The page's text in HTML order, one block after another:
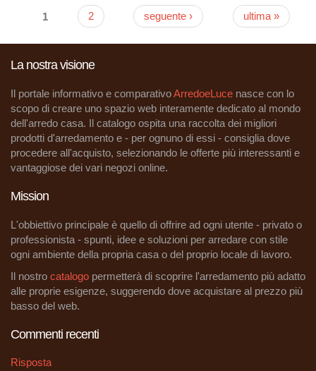
Pagine
1 2 seguente › ultima »
La nostra visione
Il portale informativo e comparativoArredoeLuce nasce con lo
scopo di creare uno spazio web interamente dedicato al mondo
dell'arredo casa. Il catalogo ospita una raccolta dei migliori
prodotti d'arredamento e - per ognuno di essi - consiglia dove
procedere all'acquisto, selezionando le offerte più interessanti e
vantaggiose dei vari negozi online.
Mission
L'obbiettivo principale è quello di offrire ad ogni utente - privato o
professionista - spunti, idee e soluzioni per arredare con stile
ogni ambiente della propria casa o del proprio locale di lavoro.
Il nostro catalogo permetterà di scoprire l'arredamento più adatto
alle proprie esigenze, suggerendo dove acquistare al prezzo più
basso del web.
Commenti recenti
Risposta